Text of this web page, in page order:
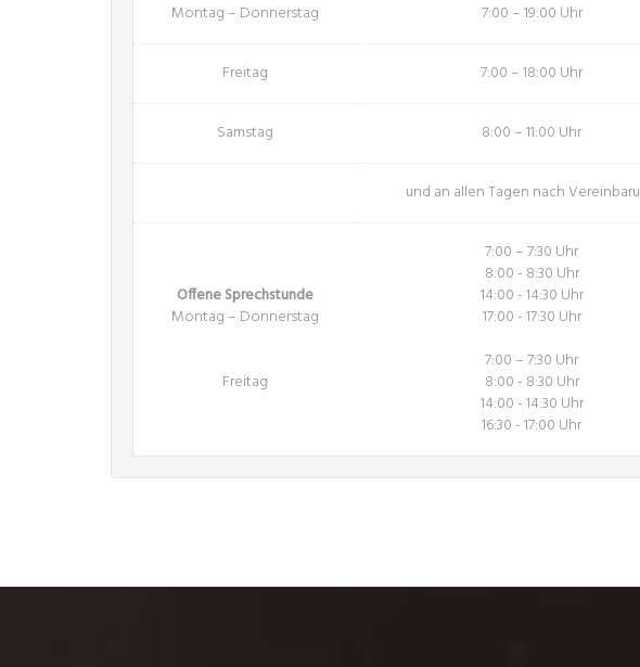
Montag – Donnerstag 7:00 – 19:00 Uhr
Freitag 7:00 – 18:00 Uhr
Samstag 8:00 – 11:00 Uhr
und an allen Tagen nach
Offene Sprechstunde
Montag – Donnerstag
Freitag
7:00 – 7:30 Uhr
8:00 - 8:30 Uhr
14:00 - 14:30 Uhr
17:00 - 17:30 Uhr
7:00 – 7:30 Uhr
8:00 - 8:30 Uhr
14:00 - 14:30 Uhr
16:30 - 17:00 Uhr